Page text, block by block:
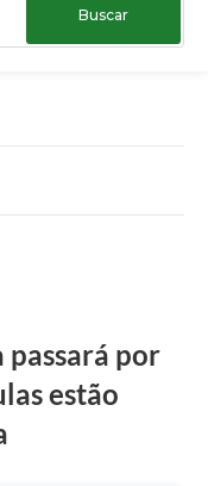
passará por
estão